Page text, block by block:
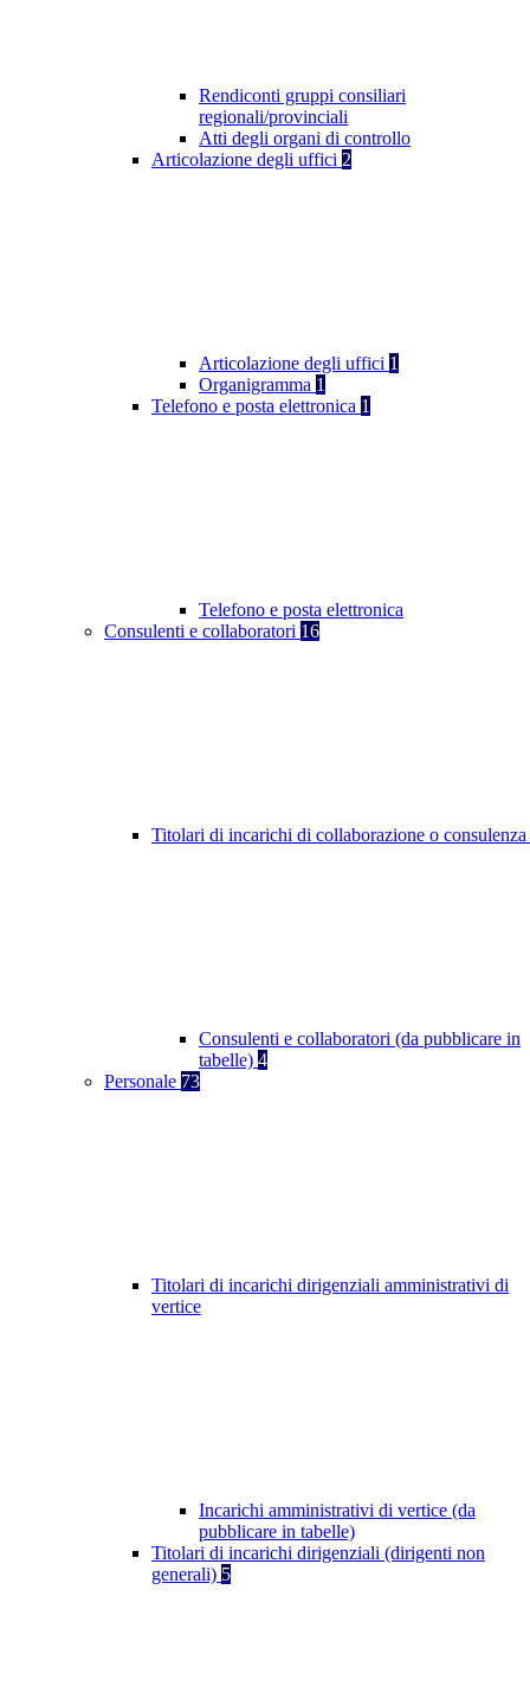
Rendiconti gruppi consiliari
regionali/provinciali
Atti degli organi di controllo
Articolazione degli uffici 2
Articolazione degli uffici 1
Organigramma 1
Telefono e posta elettronica 1
Telefono e posta elettronica
Consulenti e collaboratori 16
Titolari di incarichi di collaborazione o consulenza
Consulenti e collaboratori (da pubblicare in
tabelle) 4
Personale 73
Titolari di incarichi dirigenziali amministrativi di
vertice
Incarichi amministrativi di vertice (da
pubblicare in tabelle)
Titolari di incarichi dirigenziali (dirigenti non
generali) 5